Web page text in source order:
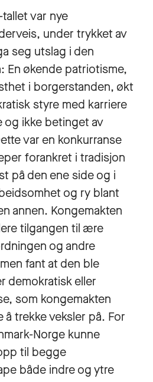
tallet var nye
under trykket av
seg utslag i den
En økende patriotisme,
i borgerstanden, økt
styre med karriere
og ikke betinget av
var en konkurranse
forankret i tradisjon
på den ene side og i
og ry blant
annen. Kongemakten
tilgangen til ære
og andre
fant at den ble
demokratisk eller
som kongemakten
trekke veksler på. For
Norge kunne
til begge
både indre og ytre